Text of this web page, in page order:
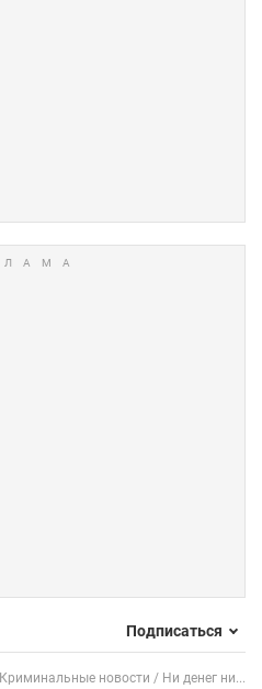
Подписаться
Криминальные новости Ни денег ни...